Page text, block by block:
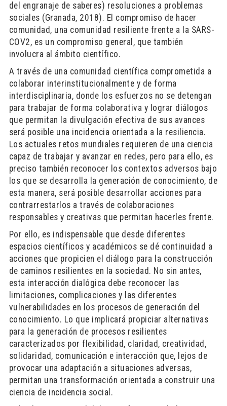
del engranaje de saberes) resoluciones a problemas
sociales (Granada, 2018). El compromiso de hacer
comunidad, una comunidad resiliente frente a la SARS-
COV2, es un compromiso general, que también
involucra al ámbito científico.
A través de una comunidad científica comprometida a
colaborar interinstitucionalmente y de forma
interdisciplinaria, donde los esfuerzos no se detengan
para trabajar de forma colaborativa y lograr diálogos
que permitan la divulgación efectiva de sus avances
será posible una incidencia orientada a la resiliencia.
Los actuales retos mundiales requieren de una ciencia
capaz de trabajar y avanzar en redes, pero para ello, es
preciso también reconocer los contextos adversos bajo
los que se desarrolla la generación de conocimiento, de
esta manera, será posible desarrollar acciones para
contrarrestarlos a través de colaboraciones
responsables y creativas que permitan hacerles frente.
Por ello, es indispensable que desde diferentes
espacios científicos y académicos se dé continuidad a
acciones que propicien el diálogo para la construcción
de caminos resilientes en la sociedad. No sin antes,
esta interacción dialógica debe reconocer las
limitaciones, complicaciones y las diferentes
vulnerabilidades en los procesos de generación del
conocimiento. Lo que implicará propiciar alternativas
para la generación de procesos resilientes
caracterizados por flexibilidad, claridad, creatividad,
solidaridad, comunicación e interacción que, lejos de
provocar una adaptación a situaciones adversas,
permitan una transformación orientada a construir una
ciencia de incidencia social.